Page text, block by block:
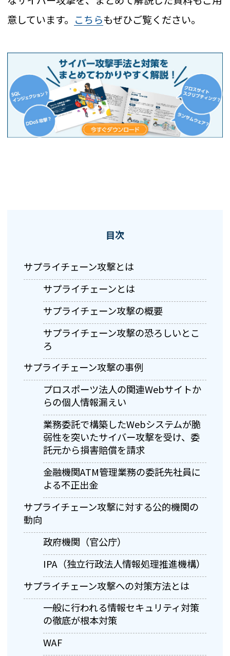
意しています。 こちらもぜひご覧ください。
目次
サプライチェーン攻撃とは
サプライチェーンとは
サプライチェーン攻撃の概要
サプライチェーン攻撃の恐ろしいとこ
ろ
サプライチェーン攻撃の事例
プロスポーツ法人の関連Webサイトか
らの個人情報漏えい
業務委託で構築したWebシステムが脆
弱性を突いたサイバー攻撃を受け、委
託元から損害賠償を請求
金融機関ATM管理業務の委託先社員に
よる不正出金
サプライチェーン攻撃に対する公的機関の
動向
政府機関（官公庁）
IPA（独立行政法人情報処理推進機構）
サプライチェーン攻撃への対策方法とは
一般に行われる情報セキュリティ対策
の徹底が根本対策
WAF